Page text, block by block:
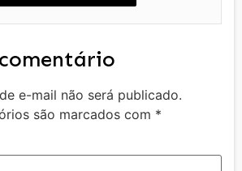
e-mail não será publicado.
são marcados com *